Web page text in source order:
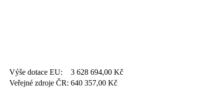
Výše dotace EU: 3 628 694,00 Kč
Veřejné zdroje ČR: 640 357,00 Kč